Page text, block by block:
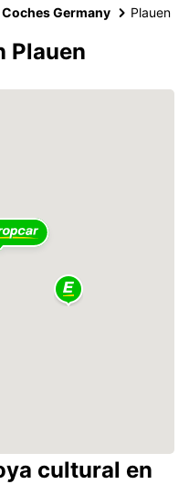
Germany Plauen
Plauen
2
cultural en